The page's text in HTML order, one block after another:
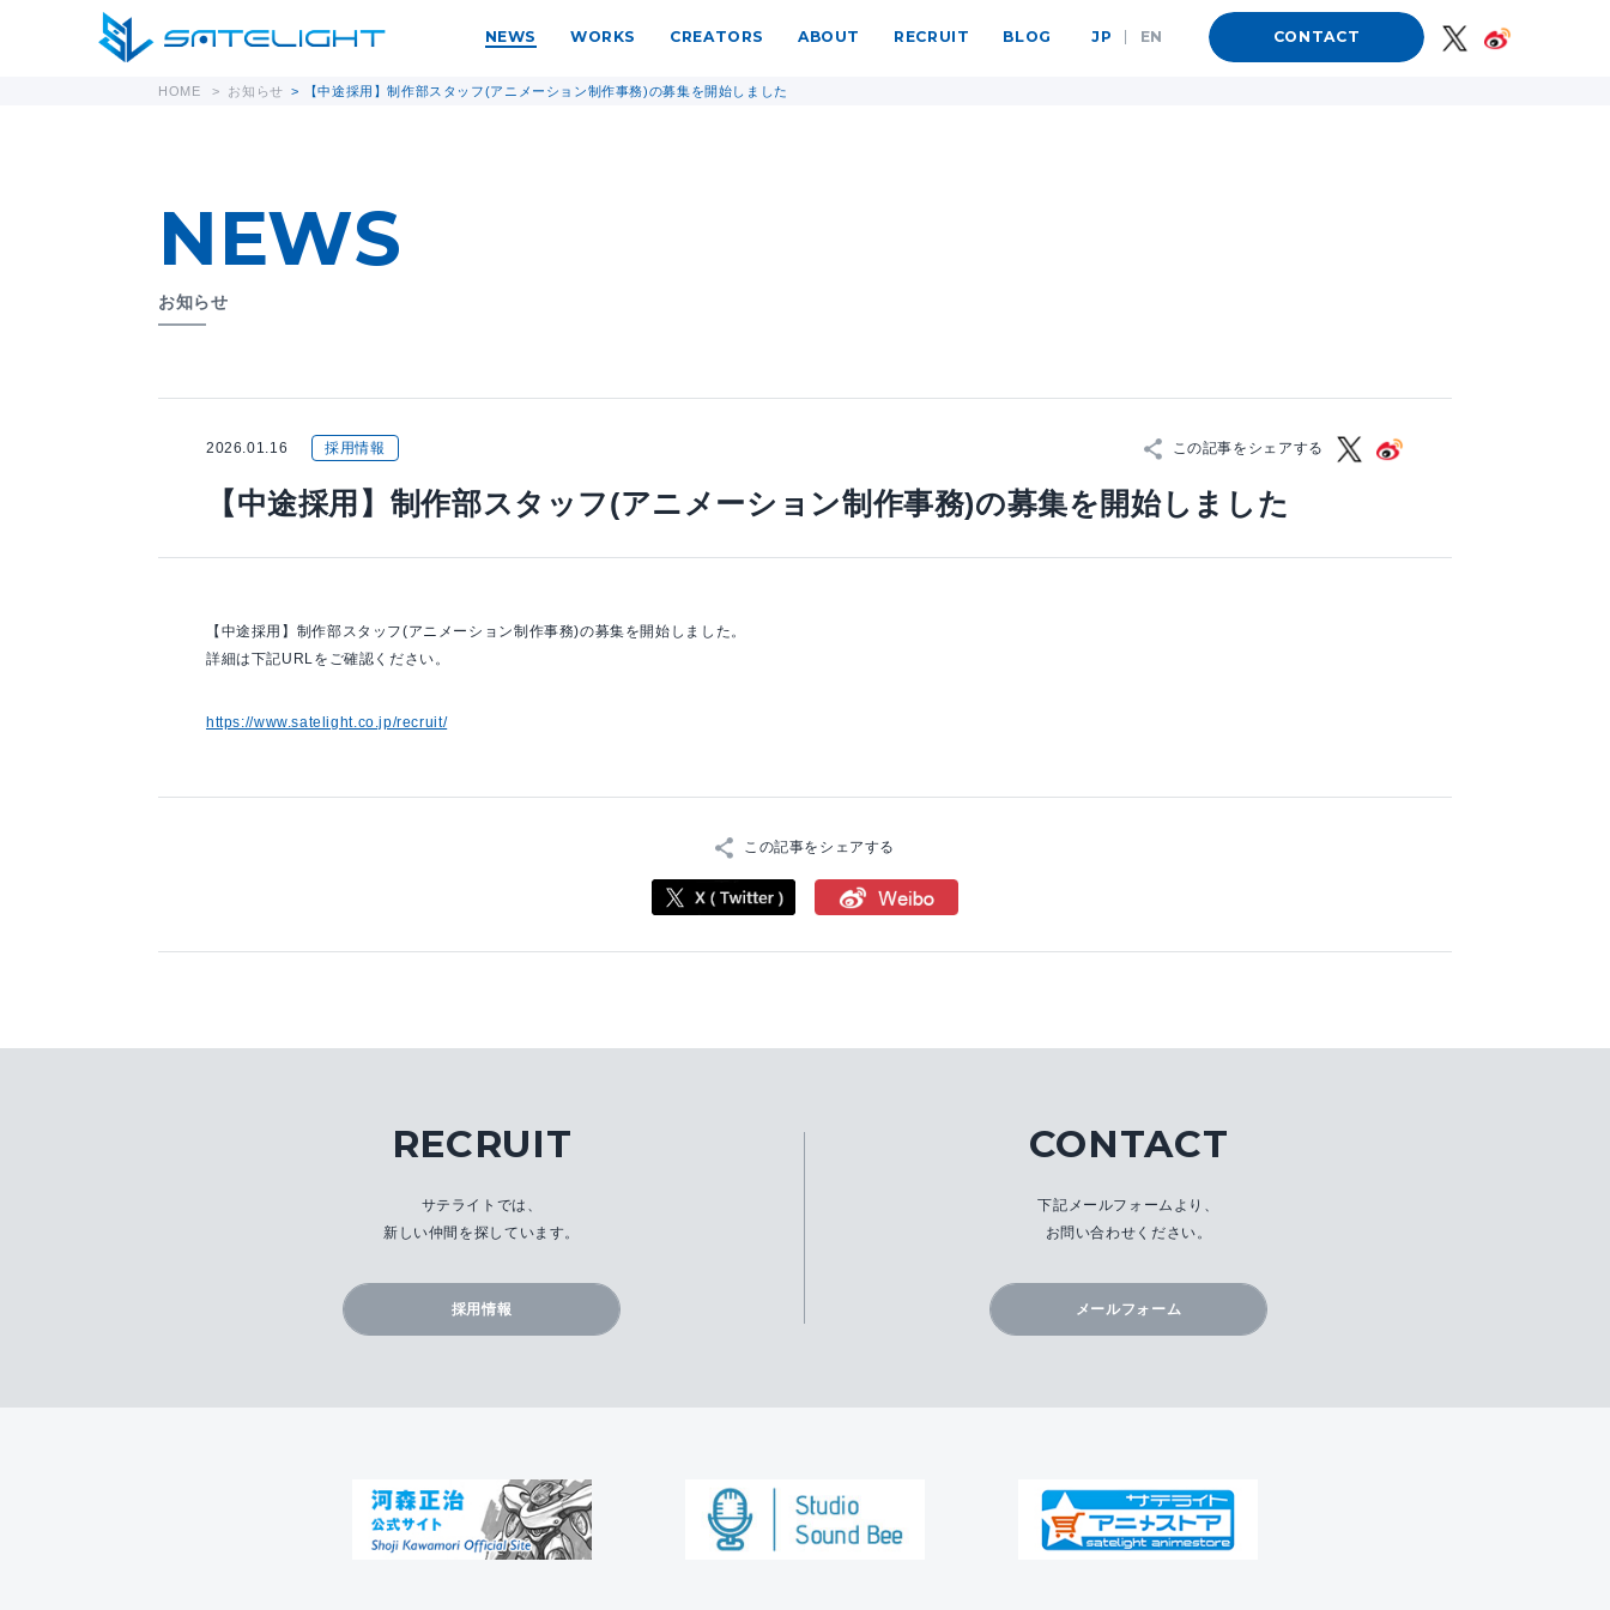
NEWS WORKS CREATORS ABOUT RECRUIT BLOG JP EN CONTACT
HOME > お知らせ > 【中途採用】制作部スタッフ(アニメーション制作事務)の募集を開始しました
NEWS
お知らせ
2026.01.16 採用情報
【中途採用】制作部スタッフ(アニメーション制作事務)の募集を開始しました
この記事をシェアする
【中途採用】制作部スタッフ(アニメーション制作事務)の募集を開始しました。
詳細は下記URLをご確認ください。
https://www.satelight.co.jp/recruit/
この記事をシェアする
RECRUIT
サテライトでは、
新しい仲間を探しています。
採用情報
CONTACT
下記メールフォームより、
お問い合わせください。
メールフォーム